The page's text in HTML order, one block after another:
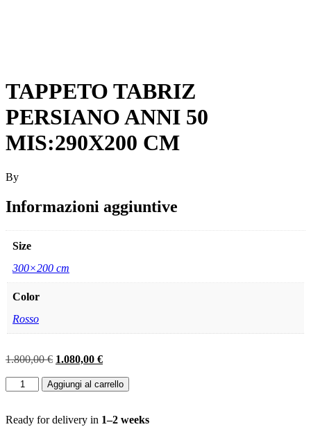
TAPPETO TABRIZ
PERSIANO ANNI 50
MIS:290X200 CM
By
Informazioni aggiuntive
Size
300×200 cm
Color
Rosso
1.800,00€ Il
originale
1.080,00 €Il
attuale
TAPPETO
TABRIZ
ANNI
Aggiungi al carrello
Ready for delivery in 1–2 weeks